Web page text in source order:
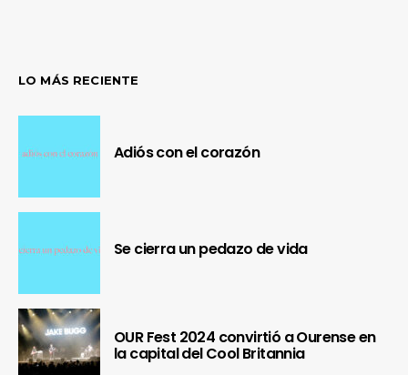
LO MÁS RECIENTE
Adiós con el corazón
Se cierra un pedazo de vida
OUR Fest 2024 convirtió a Ourense en
la capital del Cool Britannia